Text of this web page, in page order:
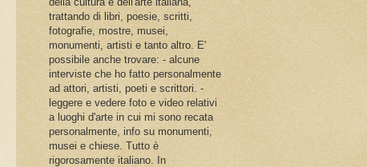
trattando di libri, poesie, scritti,
fotografie, mostre, musei,
monumenti, artisti e tanto altro. E'
possibile anche trovare: - alcune
interviste che ho fatto personalmente
ad attori, artisti, poeti e scrittori. -
leggere e vedere foto e video relativi
a luoghi d'arte in cui mi sono recata
personalmente, info su monumenti,
musei e chiese. Tutto è
rigorosamente italiano. In